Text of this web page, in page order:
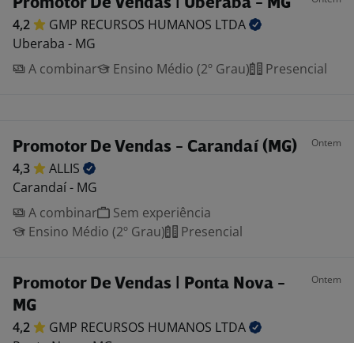
Promotor De Vendas | Uberaba - MG
4,2 GMP RECURSOS HUMANOS LTDA
Uberaba - MG
A combinar
Ensino Médio (2º Grau) Presencial
Promotor De Vendas - Carandaí (MG) Ontem
4,3
ALLIS
Carandaí - MG
A combinar
Sem experiência
Ensino Médio (2º Grau)
Presencial
Promotor De Vendas | Ponta Nova -
MG
Ontem
4,2 GMP RECURSOS HUMANOS LTDA